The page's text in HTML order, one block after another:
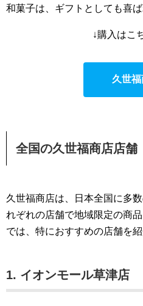
和菓子は、ギフトとしても喜ば
↓購入はこ
久世
全国の久世福商店店舗
久世福商店は、日本全国に多
れぞれの店舗で地域限定の商
では、特におすすめの店舗を紹
1. イオンモール草津店